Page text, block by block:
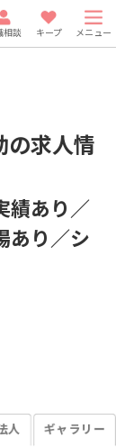
相談 キープ メニュー
の求人情
績あり／
あり／シ
人 ギャラリー